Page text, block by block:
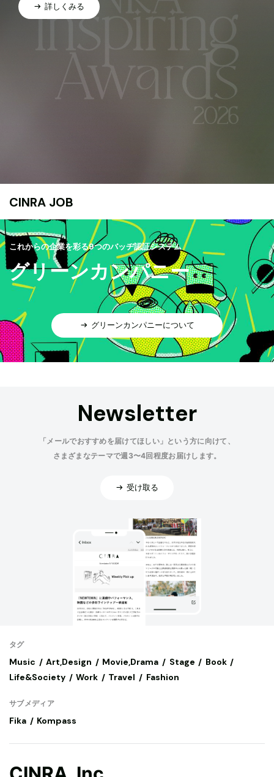
詳しくみる
CINRA JOB
これからの企業を彩る9つのバッヂ認証システム
グリーンカンパニー
グリーンカンパニーについて
Newsletter
「メールでおすすめを届けてほしい」という方に向けて、
さまざまなテーマで週3〜4回程度お届けします。
受け取る
タグ
Music Art,Design Movie,Drama Stage
Book
Life&Society
Work Travel Fashion
サブメディア
Fika Kompass